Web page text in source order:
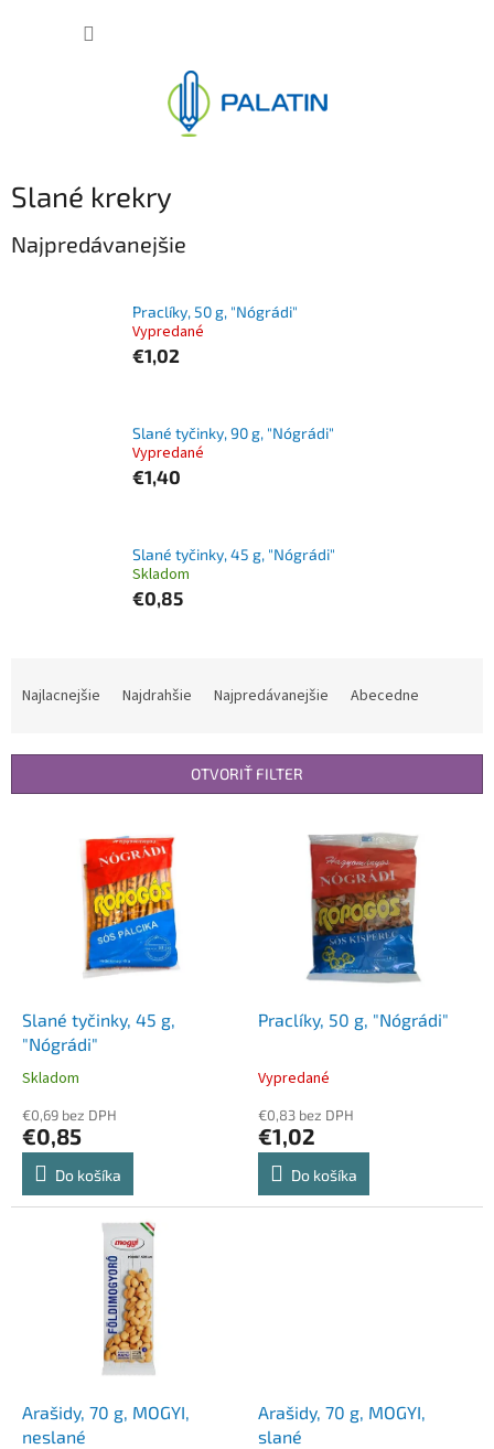
Slané krekry
Najpredávanejšie
Praclíky, 50 g, "Nógrádi"
Vypredané
€1,02
Slané tyčinky, 90 g, "Nógrádi"
Vypredané
€1,40
Slané tyčinky, 45 g, "Nógrádi"
Skladom
€0,85
i
Najlacnejšie Najdrahšie Najpredávanejšie Abecedne
OTVORIŤ FILTER
Slané tyčinky, 45 g,
"Nógrádi"
Skladom
€0,69 bez DPH
€0,85
Do košíka
Praclíky, 50 g, "Nógrádi"
Vypredané
€0,83 bez DPH
€1,02
Do košíka
Arašidy, 70 g, MOGYI,
neslané
Arašidy, 70 g, MOGYI,
slané